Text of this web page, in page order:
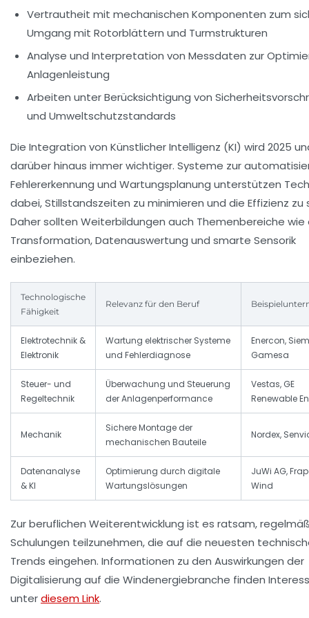
Vertrautheit mit mechanischen Komponenten zum
Umgang mit Rotorblättern und Turmstrukturen
Analyse und Interpretation von Messdaten zur
Anlagenleistung
Arbeiten unter Berücksichtigung von
und Umweltschutzstandards
Die Integration von Künstlicher Intelligenz (KI) wird 2025
darüber hinaus immer wichtiger. Systeme zur
Fehlererkennung und Wartungsplanung unterstützen
dabei, Stillstandszeiten zu minimieren und die Effizienz zu
Daher sollten Weiterbildungen auch Themenbereiche
Transformation, Datenauswertung und smarte Sensorik
einbeziehen.
Technologische
Fähigkeit
Relevanz für den Beruf
Elektrotechnik &
Elektronik
Wartung elektrischer Systeme
und Fehlerdiagnose
Enercon,
Gamesa
Steuer- und
Regeltechnik
Überwachung und Steuerung
der Anlagenperformance
Vestas, GE
Renewable
Mechanik
Sichere Montage der
mechanischen Bauteile
Nordex,
Datenanalyse
& KI
Optimierung durch digitale
Wartungslösungen
JuWi AG,
Wind
Zur beruflichen Weiterentwicklung ist es ratsam,
Schulungen teilzunehmen, die auf die neuesten
Trends eingehen. Informationen zu den Auswirkungen der
Digitalisierung auf die Windenergiebranche finden
unterdiesem Link.